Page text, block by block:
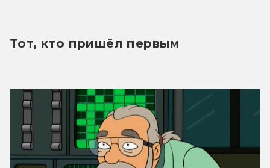
Тот, кто пришёл первым